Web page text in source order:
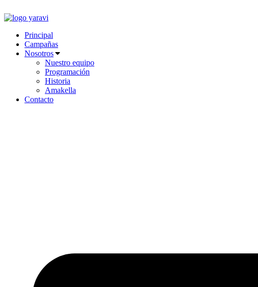
al
Principal
Campañas
Nosotros
Nuestro equipo
Programación
Historia
Amakella
Contacto